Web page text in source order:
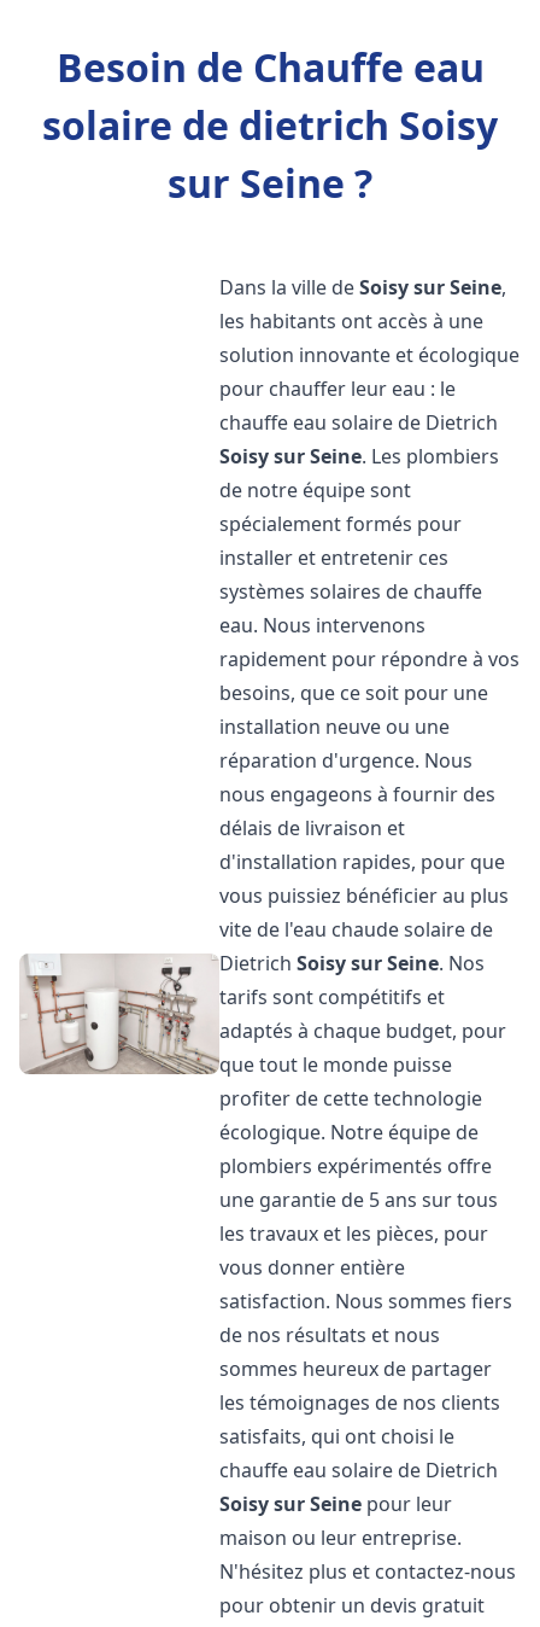
Besoin de Chauffe eau
solaire de dietrich Soisy
sur Seine ?
Dans la ville deSoisy sur Seine,
les habitants ont accès à une
solution innovante et écologique
pour chauffer leur eau : le
chauffe eau solaire de Dietrich
Soisy sur Seine. Les plombiers
de notre équipe sont
spécialement formés pour
installer et entretenir ces
systèmes solaires de chauffe
eau. Nous intervenons
rapidement pour répondre à vos
besoins, que ce soit pour une
installation neuve ou une
réparation d'urgence. Nous
nous engageons à fournir des
délais de livraison et
d'installation rapides, pour que
vous puissiez bénéficier au plus
vite de l'eau chaude solaire de
DietrichSoisy sur Seine. Nos
tarifs sont compétitifs et
adaptés à chaque budget, pour
que tout le monde puisse
profiter de cette technologie
écologique. Notre équipe de
plombiers expérimentés offre
une garantie de 5 ans sur tous
les travaux et les pièces, pour
vous donner entière
satisfaction. Nous sommes fiers
de nos résultats et nous
sommes heureux de partager
les témoignages de nos clients
satisfaits, qui ont choisi le
chauffe eau solaire de Dietrich
Soisy sur Seine pour leur
maison ou leur entreprise.
N'hésitez plus et contactez-nous
pour obtenir un devis gratuit